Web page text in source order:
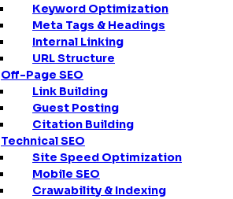
Keyword Optimization
Meta Tags & Headings
Internal Linking
URL Structure
Off-Page SEO
Link Building
Guest Posting
Citation Building
Technical SEO
Site Speed Optimization
Mobile SEO
Crawability & Indexing